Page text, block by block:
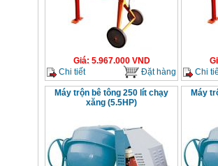
Giá: 5.967.000VND
Chi tiết
Đặt hàng
Chi
Máy trộn bê tông 250 lít chạy
xăng (5.5HP)
Máy